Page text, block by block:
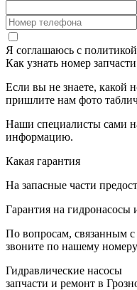
Я соглашаюсь с
Как узнать номер запчасти
Если вы не знаете, какой
пришлите нам фото
Наши специалисты сами
информацию.
Какая гарантия
На запасные части
Гарантия на гидронасосы
По вопросам, связанным
звоните по нашему
Гидравлические насосы
запчасти и ремонт в